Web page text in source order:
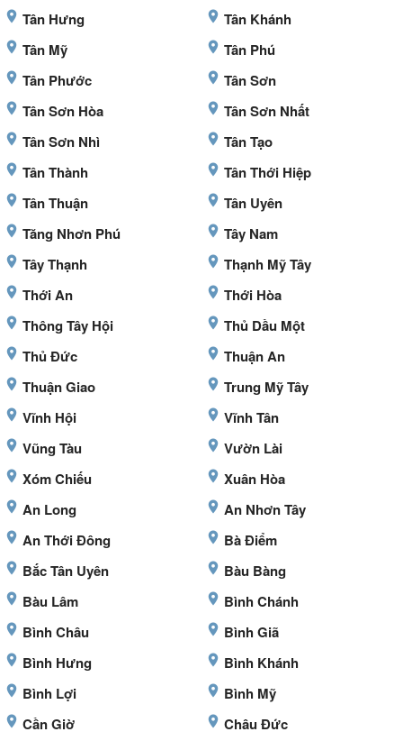
Tân Hưng
Tân Khánh
Tân Mỹ
Tân Phú
Tân Phước
Tân Sơn
Tân Sơn Hòa
Tân Sơn Nhất
Tân Sơn Nhì
Tân Tạo
Tân Thành
Tân Thới Hiệp
Tân Thuận
Tân Uyên
Tăng Nhơn Phú
Tây Nam
Tây Thạnh
Thạnh Mỹ Tây
Thới An
Thới Hòa
Thông Tây Hội
Thủ Dầu Một
Thủ Đức
Thuận An
Thuận Giao
Trung Mỹ Tây
Vĩnh Hội
Vĩnh Tân
Vũng Tàu
Vườn Lài
Xóm Chiếu
Xuân Hòa
An Long
An Nhơn Tây
An Thới Đông
Bà Điểm
Bắc Tân Uyên
Bàu Bàng
Bàu Lâm
Bình Chánh
Bình Châu
Bình Giã
Bình Hưng
Bình Khánh
Bình Lợi
Bình Mỹ
Cần Giờ
Châu Đức